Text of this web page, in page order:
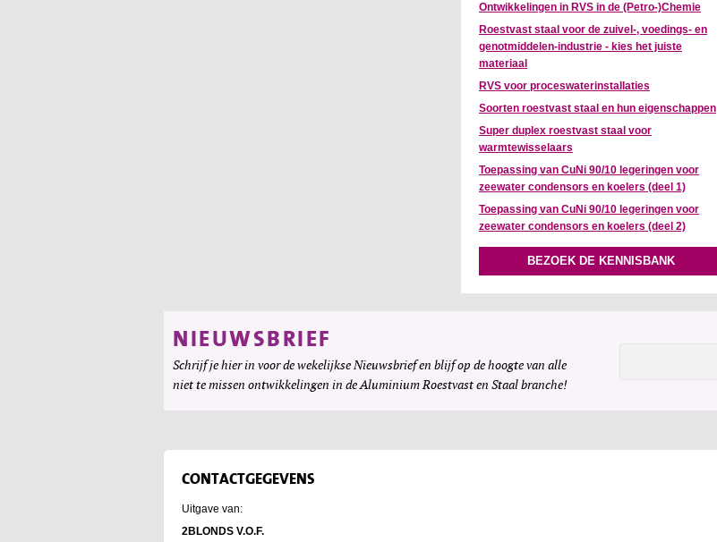
Ontwikkelingen in RVS in de (Petro-)Chemie
Roestvast staal voor de zuivel-, voedings- en
genotmiddelen-industrie - kies het juiste
materiaal
RVS voor proceswaterinstallaties
Soorten roestvast staal en hun eigenschappen
Super duplex roestvast staal voor
warmtewisselaars
Toepassing van CuNi 90/10 legeringen voor
zeewater condensors en koelers (deel 1)
Toepassing van CuNi 90/10 legeringen voor
zeewater condensors en koelers (deel 2)
BEZOEK DE KENNISBANK
NIEUWSBRIEF
Schrijf je hier in voor de wekelijkse Nieuwsbrief en blijf op de hoogte van alle
niet te missen ontwikkelingen in de Aluminium Roestvast en Staal branche!
CONTACTGEGEVENS
Uitgave van:
2BLONDS V.O.F.